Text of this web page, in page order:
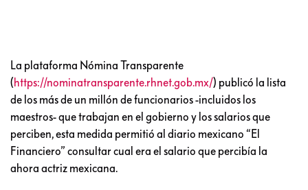
La plataforma Nómina Transparente
(https://nominatransparente.rhnet.gob.mx/) publicó la lista
de los más de un millón de funcionarios -incluidos los
maestros- que trabajan en el gobierno y los salarios que
perciben, esta medida permitió al diario mexicano “El
Financiero” consultar cual era el salario que percibía la
ahora actriz mexicana.